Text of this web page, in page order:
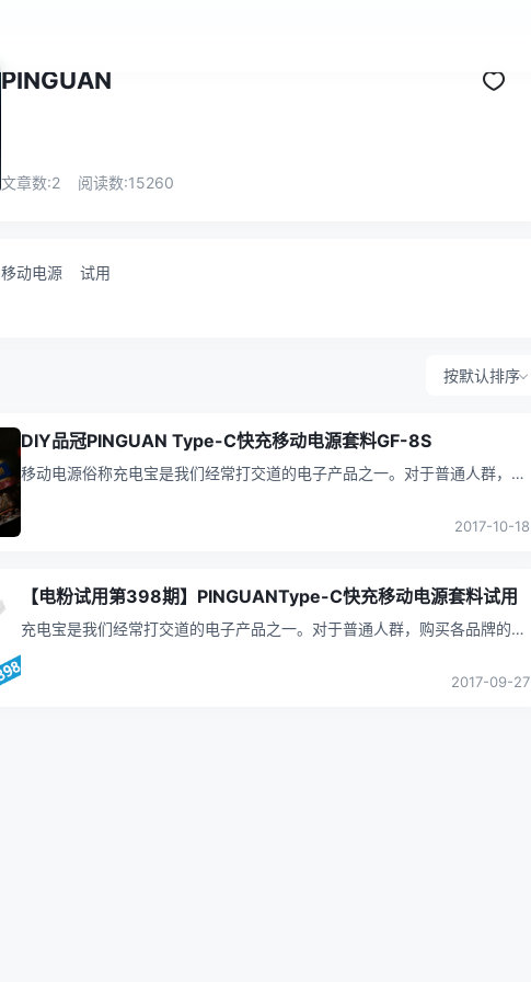
PINGUAN
文章数:2 阅读数:15260
移动电源
试用
按默认排序
DIY品冠PINGUAN Type-C快充移动电源套料GF-8S
移动电源俗称充电宝是我们经常打交道的电子产品之一。对于普通人群，购
2017-10-18
【电粉试用第398期】PINGUANType-C快充移动电源套料试用
充电宝是我们经常打交道的电子产品之一。对于普通人群，购买各品牌的成
2017-09-27